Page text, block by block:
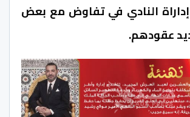
إداراة النادي في تفاوض مع بعض
عقودهم.